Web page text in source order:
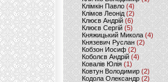
Клімкін Павло (4)
Клімов Леонід(2)
Клюєв Андрій(6)
Клюєв Сергій (5)
Княжицький Микола(4)
Князевич Руслан (2)
Кобзон Иосиф(2)
Коболєв Андрій (4)
Ковалів Юлія(1)
Ковтун Володимир (2)
Кодола Олександр (2)